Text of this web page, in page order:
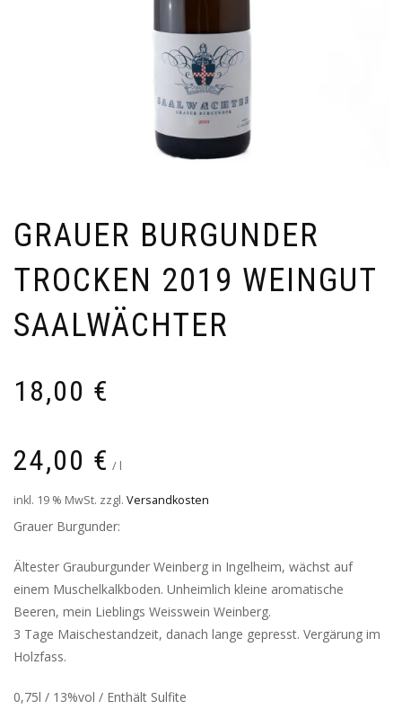
GRAUER BURGUNDER
TROCKEN 2019 WEINGUT
SAALWÄCHTER
18,00 €
24,00 € / l
inkl. 19 % MwSt. zzgl. Versandkosten
Grauer Burgunder:
Ältester Grauburgunder Weinberg in Ingelheim, wächst auf
einem Muschelkalkboden. Unheimlich kleine aromatische
Beeren, mein Lieblings Weisswein Weinberg.
3 Tage Maischestandzeit, danach lange gepresst. Vergärung im
Holzfass.
0,75l / 13%vol / Enthält Sulfite